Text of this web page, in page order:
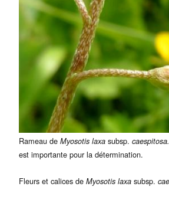
Rameau de Myosotis laxa subsp. caespitosa.
est importante pour la détermination.
Fleurs et calices de Myosotis laxa subsp.